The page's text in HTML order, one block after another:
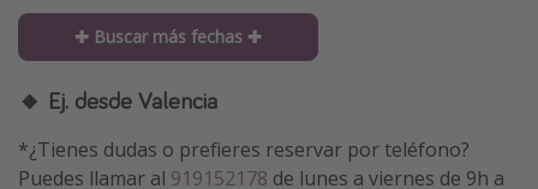
✚ Buscar más fechas ✚
🔸 Ej. desde Valencia
*¿Tienes dudas o prefieres reservar por teléfono?
Puedes llamar al 919152178 de lunes a viernes de 9h a